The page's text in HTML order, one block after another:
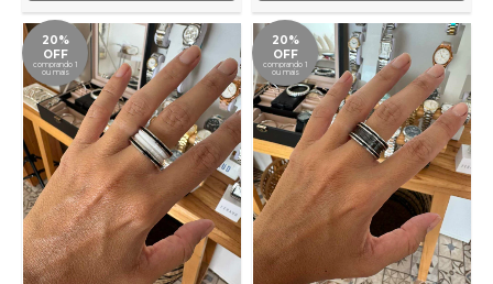
20%
OFF
comprando 1
ou mais
20%
OFF
comprando 1
ou mais